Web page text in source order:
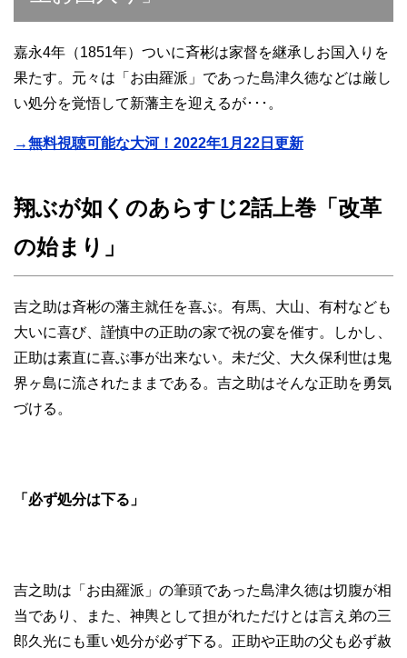
嘉永4年（1851年）ついに斉彬は家督を継承しお国入りを
果たす。元々は「お由羅派」であった島津久徳などは厳し
い処分を覚悟して新藩主を迎えるが･･･。
→無料視聴可能な大河！2022年1月22日更新
翔ぶが如くのあらすじ2話上巻「改革
の始まり」
吉之助は斉彬の藩主就任を喜ぶ。有馬、大山、有村なども
大いに喜び、謹慎中の正助の家で祝の宴を催す。しかし、
正助は素直に喜ぶ事が出来ない。未だ父、大久保利世は鬼
界ヶ島に流されたままである。吉之助はそんな正助を勇気
づける。
「必ず処分は下る」
吉之助は「お由羅派」の筆頭であった島津久徳は切腹が相
当であり、また、神輿として担がれただけとは言え弟の三
郎久光にも重い処分が必ず下る。正助や正助の父も必ず赦